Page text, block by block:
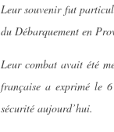
Leur souvenir fut
du Débarquement en
Leur combat avait été
française a exprimé le
sécurité aujourd’hui.